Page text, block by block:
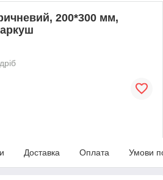
200*300 мм,
Доставка Оплата Умови